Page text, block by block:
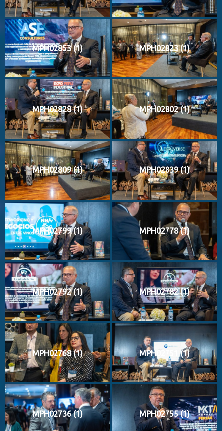
MPH02853 (1) MPH02823 (1)
MPH02828 (1) MPH02802 (1)
MPH02809 (1) MPH02839 (1)
MPH02799 (1) MPH02778 (1)
MPH02792 (1) MPH02782 (1)
MPH02768 (1) MPH02751 (1)
MPH02736 (1) MPH02755 (1)